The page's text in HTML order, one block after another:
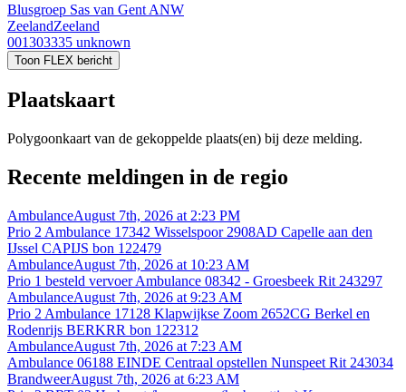
Blusgroep Sas van Gent ANW
ZeelandZeeland
001303335 unknown
Toon FLEX bericht
Plaatskaart
Polygoonkaart van de gekoppelde plaats(en) bij deze melding.
Recente meldingen in de regio
AmbulanceAugust 7th, 2026 at 2:23 PM
Prio 2 Ambulance 17342 Wisselspoor 2908AD Capelle aan den
IJssel CAPIJS bon 122479
AmbulanceAugust 7th, 2026 at 10:23 AM
Prio 1 besteld vervoer Ambulance 08342 - Groesbeek Rit 243297
AmbulanceAugust 7th, 2026 at 9:23 AM
Prio 2 Ambulance 17128 Klapwijkse Zoom 2652CG Berkel en
Rodenrijs BERKRR bon 122312
AmbulanceAugust 7th, 2026 at 7:23 AM
Ambulance 06188 EINDE Centraal opstellen Nunspeet Rit 243034
BrandweerAugust 7th, 2026 at 6:23 AM